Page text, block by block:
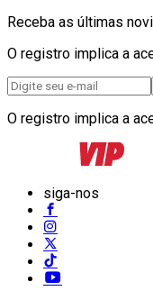
Receba as últimas
O registro implica a
O registro implica a
siga-nos